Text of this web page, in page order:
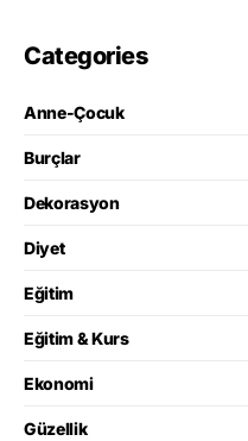
Categories
Anne-Çocuk
Burçlar
Dekorasyon
Diyet
Eğitim
Eğitim & Kurs
Ekonomi
Güzellik